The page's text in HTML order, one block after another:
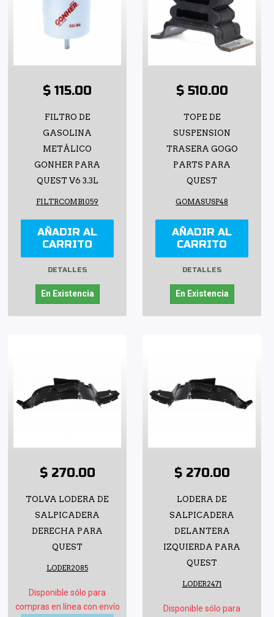
$ 115.00
FILTRO DE
GASOLINA
METÁLICO
GONHER PARA
QUEST V6 3.3L
FILTRCOMB1059
AÑADIR AL
CARRITO
DETALLES
En Existencia
$ 510.00
TOPE DE
SUSPENSION
TRASERA GOGO
PARTS PARA
QUEST
GOMASUSP48
AÑADIR AL
CARRITO
DETALLES
En Existencia
$ 270.00
TOLVA LODERA DE
SALPICADERA
DERECHA PARA
QUEST
LODER2085
Disponible sólo para
compras en línea con envío
$ 270.00
LODERA DE
SALPICADERA
DELANTERA
IZQUIERDA PARA
QUEST
LODER2471
Disponible sólo para